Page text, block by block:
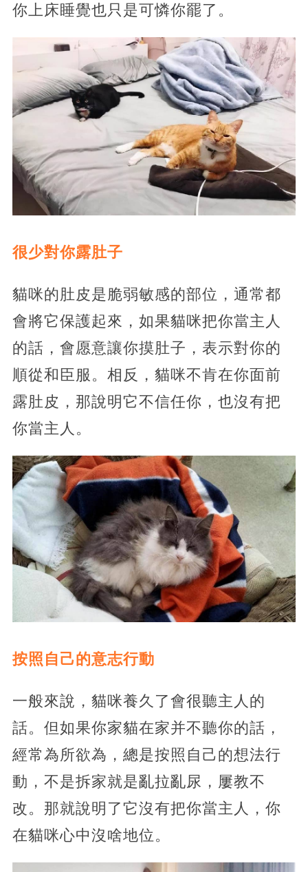
你上床睡覺也只是可憐你罷了。
很少對你露肚子
貓咪的肚皮是脆弱敏感的部位，通常都
會將它保護起來，如果貓咪把你當主人
的話，會愿意讓你摸肚子，表示對你的
順從和臣服。相反，貓咪不肯在你面前
露肚皮，那說明它不信任你，也沒有把
你當主人。
按照自己的意志行動
一般來說，貓咪養久了會很聽主人的
話。但如果你家貓在家并不聽你的話，
經常為所欲為，總是按照自己的想法行
動，不是拆家就是亂拉亂尿，屢教不
改。那就說明了它沒有把你當主人，你
在貓咪心中沒啥地位。